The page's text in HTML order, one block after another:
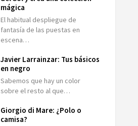
mágica
El habitual despliegue de
fantasía de las puestas en
escena…
Javier Larrainzar: Tus básicos
en negro
Sabemos que hay un color
sobre el resto al que…
Giorgio di Mare: ¿Polo o
camisa?